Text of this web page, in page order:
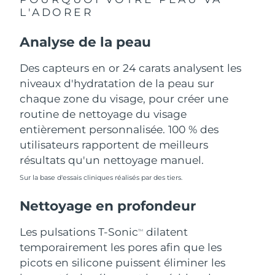
L'ADORER
Analyse de la peau
Des capteurs en or 24 carats analysent les
niveaux d'hydratation de la peau sur
chaque zone du visage, pour créer une
routine de nettoyage du visage
entièrement personnalisée. 100 % des
utilisateurs rapportent de meilleurs
résultats qu'un nettoyage manuel.
Sur la base d'essais cliniques réalisés par des tiers.
Nettoyage en profondeur
Les pulsations T-SonicTM
dilatent
temporairement les pores afin que les
picots en silicone puissent éliminer les
Portugal Livraison estimée
Porto Rico Livraison estimée
Qatar Livraison estimée
La Réunion
Roumanie
Russie Livraison estimée
Arabie saoudite Livraison estimée